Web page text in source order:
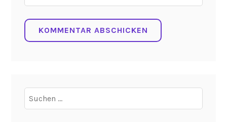
nach: